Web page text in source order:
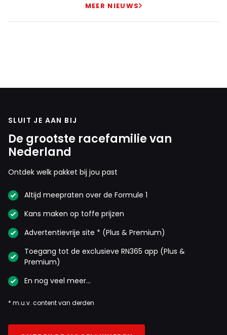
MEER NIEUWS
SLUIT JE AAN BIJ
De grootste racefamilie van
Nederland
Ontdek welk pakket bij jou past
Altijd meepraten over de Formule 1
Kans maken op toffe prijzen
Advertentievrije site * (Plus & Premium)
Toegang tot de exclusieve RN365 app (Plus &
Premium)
En nog veel meer…
* m.u.v. content van derden